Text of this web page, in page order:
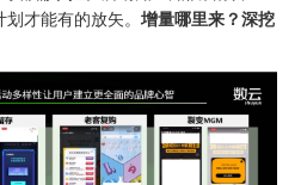
才能有的放矢。 增量哪里来？深挖